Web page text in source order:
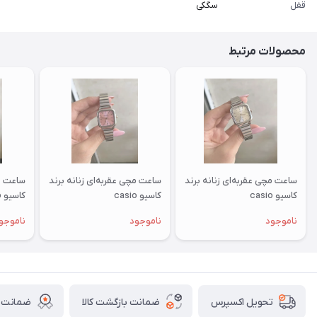
قفل سگکی
محصولات مرتبط
ساعت مچی عقربه‌ای زنانه برند
کاسیو casio
ناموجود
ساعت مچی عقربه‌ای زنانه برند
کاسیو casio
ناموجود
ساعت
کاسیو casio
تحویل اکسپرس ضمانت بازگشت کالا ضمانت